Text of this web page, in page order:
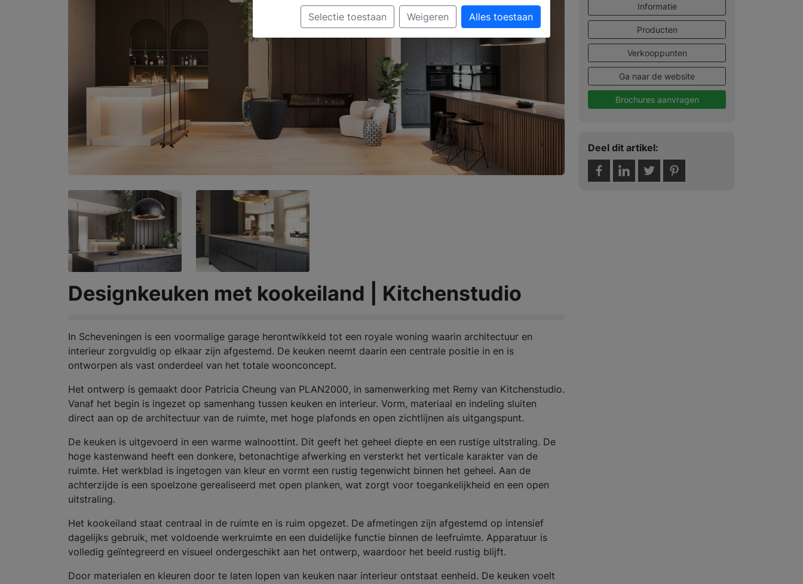
Designkeuken met kookeiland | Kitchenstudio
In Scheveningen is een voormalige garage herontwikkeld tot een royale woning waarin architectuur en
interieur zorgvuldig op elkaar zijn afgestemd. De keuken neemt daarin een centrale positie in en is
ontworpen als vast onderdeel van het totale woonconcept.
Het ontwerp is gemaakt door Patricia Cheung van PLAN2000, in samenwerking met Remy van Kitchenstudio.
Vanaf het begin is ingezet op samenhang tussen keuken en interieur. Vorm, materiaal en indeling sluiten
direct aan op de architectuur van de ruimte, met hoge plafonds en open zichtlijnen als uitgangspunt.
De keuken is uitgevoerd in een warme walnoottint. Dit geeft het geheel diepte en een rustige uitstraling. De
hoge kastenwand heeft een donkere, betonachtige afwerking en versterkt het verticale karakter van de
ruimte. Het werkblad is ingetogen van kleur en vormt een rustig tegenwicht binnen het geheel. Aan de
achterzijde is een spoelzone gerealiseerd met open planken, wat zorgt voor toegankelijkheid en een open
uitstraling.
Het kookeiland staat centraal in de ruimte en is ruim opgezet. De afmetingen zijn afgestemd op intensief
dagelijks gebruik, met voldoende werkruimte en een duidelijke functie binnen de leefruimte. Apparatuur is
volledig geïntegreerd en visueel ondergeschikt aan het ontwerp, waardoor het beeld rustig blijft.
Door materialen en kleuren door te laten lopen van keuken naar interieur ontstaat eenheid. De keuken voelt
Informatie
Producten
Verkooppunten
Ga naar de website
Brochures aanvragen
Deel dit artikel:
Selectie toestaan Weigeren Alles toestaan